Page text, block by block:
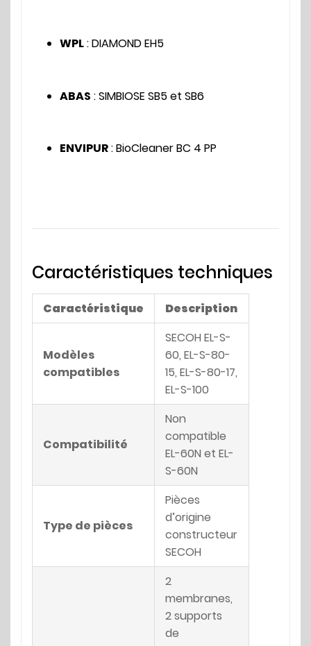
WPL: DIAMOND EH5
ABAS : SIMBIOSE SB5 et SB6
ENVIPUR: BioCleaner BC 4 PP
Caractéristiques techniques
Caractéristique Description
Modèles
compatibles
SECOH EL-S-
60, EL-S-80-
15, EL-S-80-17,
EL-S-100
Compatibilité
Non
compatible
EL-60N et EL-
S-60N
Type de pièces
Pièces
d’origine
constructeur
SECOH
2
membranes,
2 supports
de